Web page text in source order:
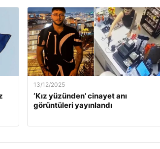
13/12/2025
‘Kız yüzünden’ cinayet anı
görüntüleri yayınlandı